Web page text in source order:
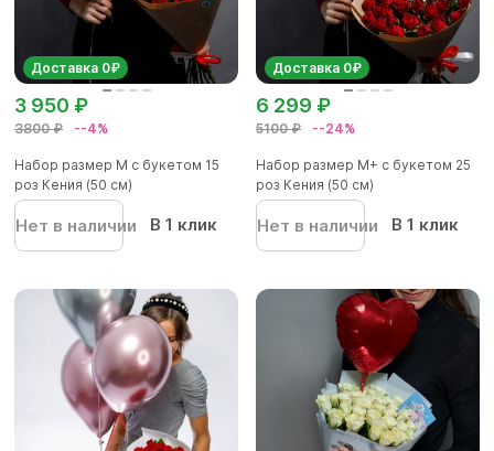
Доставка 0₽
3800 ₽ --4%
3 950 ₽
Набор размер M с букетом 15
роз Кения (50 см)
Нет в наличии В 1 клик
Доставка 0₽
5100 ₽ --24%
6 299 ₽
Набор размер М+ с букетом 25
роз Кения (50 см)
Нет в наличии В 1 клик